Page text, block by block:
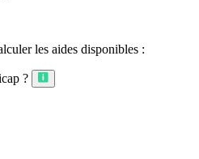
les aides disponibles :
?